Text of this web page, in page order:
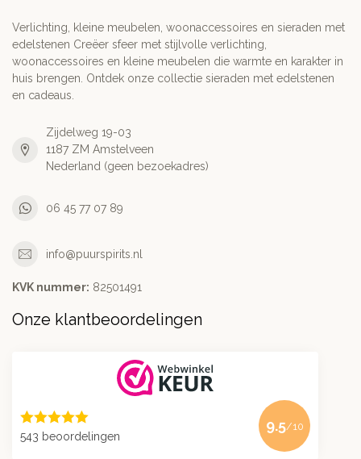
Verlichting, kleine meubelen, woonaccessoires en sieraden met
edelstenen Creëer sfeer met stijlvolle verlichting,
woonaccessoires en kleine meubelen die warmte en karakter in
huis brengen. Ontdek onze collectie sieraden met edelstenen
en cadeaus.
Zijdelweg 19-03
1187 ZM Amstelveen
Nederland (geen bezoekadres)
06 45 77 07 89
info@puurspirits.nl
KVK nummer: 82501491
Onze klantbeoordelingen
543 beoordelingen
9.5/10